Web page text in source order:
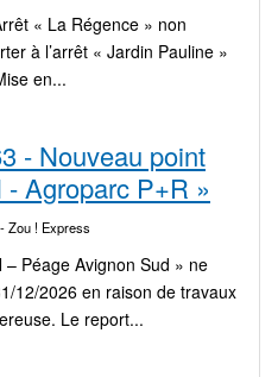
« La Régence » non
à l’arrêt « Jardin Pauline »
en...
- Nouveau point
- Agroparc P+R »
- Zou ! Express
– Péage Avignon Sud » ne
12/2026 en raison de travaux
Le report...